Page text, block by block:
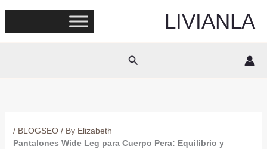
content
LIVIANLA
Search
/ BLOGSEO/ By Elizabeth
Pantalones Wide Leg para Cuerpo Pera: Equilibrio y